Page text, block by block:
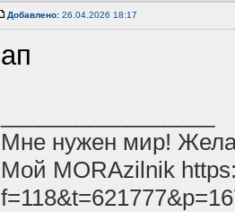
Добавлено: 26.04.2026 18:17
ап
Мне нужен мир!
Мой MORAzilnik